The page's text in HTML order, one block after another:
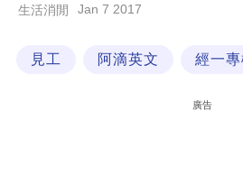
科
生活消閒 Jan 7 2017
見工 阿滴英文 經一專
廣告